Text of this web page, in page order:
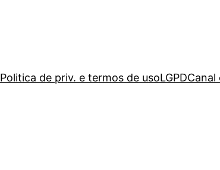
Politica de priv. e termos de usoLGPDCanal